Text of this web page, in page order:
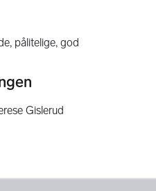
pålitelige, god
Gislerud